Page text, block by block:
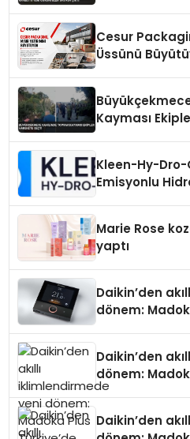
Cesur
Üssünü
Kayması
Kleen-Hy-Dro-
Emisyonlu
Marie Rose
yaptı
Daikin’den
dönem:
Daikin’den
dönem:
Daikin’den